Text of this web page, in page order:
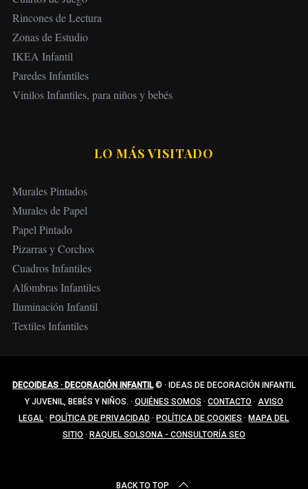
Rincones de Lectura
Zonas de Estudio
IKEA Infantil
Paredes Infantiles
Vinilos Infantiles, para niños y bebés
LO MÁS VISITADO
Murales Pintados
Murales de Papel
Papel Pintado
Pizarras y Corchos
Cuadros Infantiles
Alfombras Infantiles
Iluminación Infantil
Textiles Infantiles
DECOIDEAS · DECORACIÓN INFANTIL© · IDEAS DE DECORACIÓN INFANTIL
Y JUVENIL, BEBÉS Y NIÑOS. · QUIÉNES SOMOS · CONTACTO · AVISO
LEGAL · POLÍTICA DE PRIVACIDAD · POLÍTICA DE COOKIES · MAPA DEL
SITIO · RAQUEL SOLSONA - CONSULTORÍA SEO
BACK TO TOP